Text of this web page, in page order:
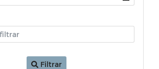
RESOLUÇÃO
Decretos (COVID-19)
Lei de Diretrizes Orçamentárias
Filtrar